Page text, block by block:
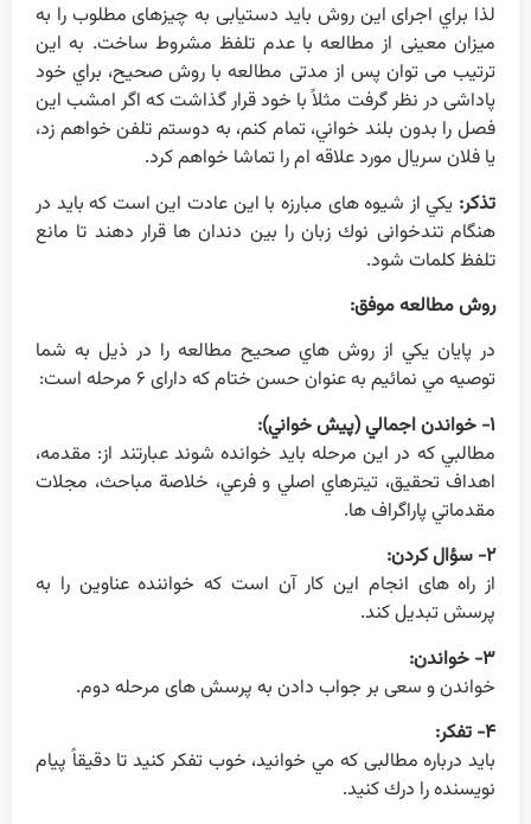
لذا براي اجرای اين روش بايد دستيابی به چيزهای مطلوب را به
ميزان معينی از مطالعه با عدم تلفظ مشروط ساخت. به اين
ترتيب می توان پس از مدتی مطالعه با روش صحيح، براي خود
پاداشی در نظر گرفت مثلاً با خود قرار گذاشت كه اگر امشب اين
فصل را بدون بلند خواني، تمام کنم، به دوستم تلفن خواهم زد،
يا فلان سريال مورد علاقه ام را تماشا خواهم كرد.
تذكر: يكي از شيوه های مبارزه با اين عادت اين است كه بايد در
هنگام تندخوانی نوك زبان را بين دندان ها قرار دهند تا مانع
تلفظ كلمات شود.
روش مطالعه موفق:
در پايان يكي از روش هاي صحيح مطالعه را در ذيل به شما
توصيه مي نمائيم به عنوان حسن ختام كه دارای ۶ مرحله است:
۱- خواندن اجمالي (پيش خواني):
مطالبي كه در اين مرحله بايد خوانده شوند عبارتند از: مقدمه،
اهداف تحقيق، تيترهاي اصلي و فرعي، خلاصة مباحث، مجلات
مقدماتي پاراگراف ها.
۲- سؤال كردن:
از راه های انجام اين كار آن است كه خواننده عناوين را به
پرسش تبديل كند.
۳- خواندن:
خواندن و سعی بر جواب دادن به پرسش های مرحله دوم.
۴- تفكر:
بايد درباره مطالبی كه مي خوانيد، خوب تفكر كنيد تا دقيقاً پيام
نويسنده را درك كنيد.